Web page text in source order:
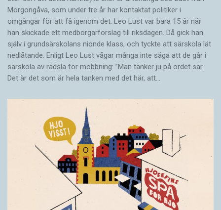
Morgongåva, som under tre år har kontaktat politiker i
omgångar för att få igenom det. Leo Lust var bara 15 år när
han skickade ett medborgarförslag till riksdagen. Då gick han
själv i grundsärskolans nionde klass, och tyckte att särskola lät
nedlåtande. Enligt Leo Lust vågar många inte säga att de går i
särskola av rädsla för mobbning: ”Man tänker ju på ordet sär.
Det är det som är hela tanken med det här, att…